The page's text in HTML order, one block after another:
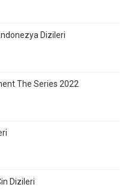
Dizileri
The Series 2022
Dizileri